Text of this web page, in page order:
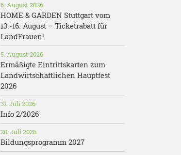
HOME & GARDEN Stuttgart vom
13.-16. August – Ticketrabatt für
LandFrauen!
6. August 2026
Ermäßigte Eintrittskarten zum
Landwirtschaftlichen Hauptfest
2026
5. August 2026
Info 2/2026
31. Juli 2026
Bildungsprogramm 2027
20. Juli 2026